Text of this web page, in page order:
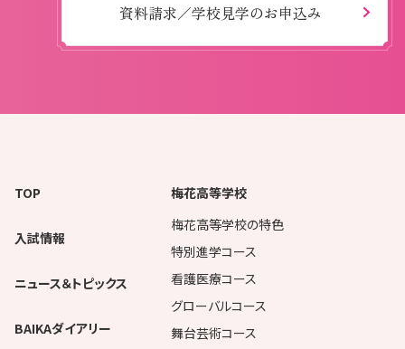
資料請求／学校見学のお申込み
TOP
入試情報
ニュース＆トピックス
BAIKAダイアリー
梅花高等学校
梅花高等学校の特色
特別進学コース
看護医療コース
グローバルコース
舞台芸術コース